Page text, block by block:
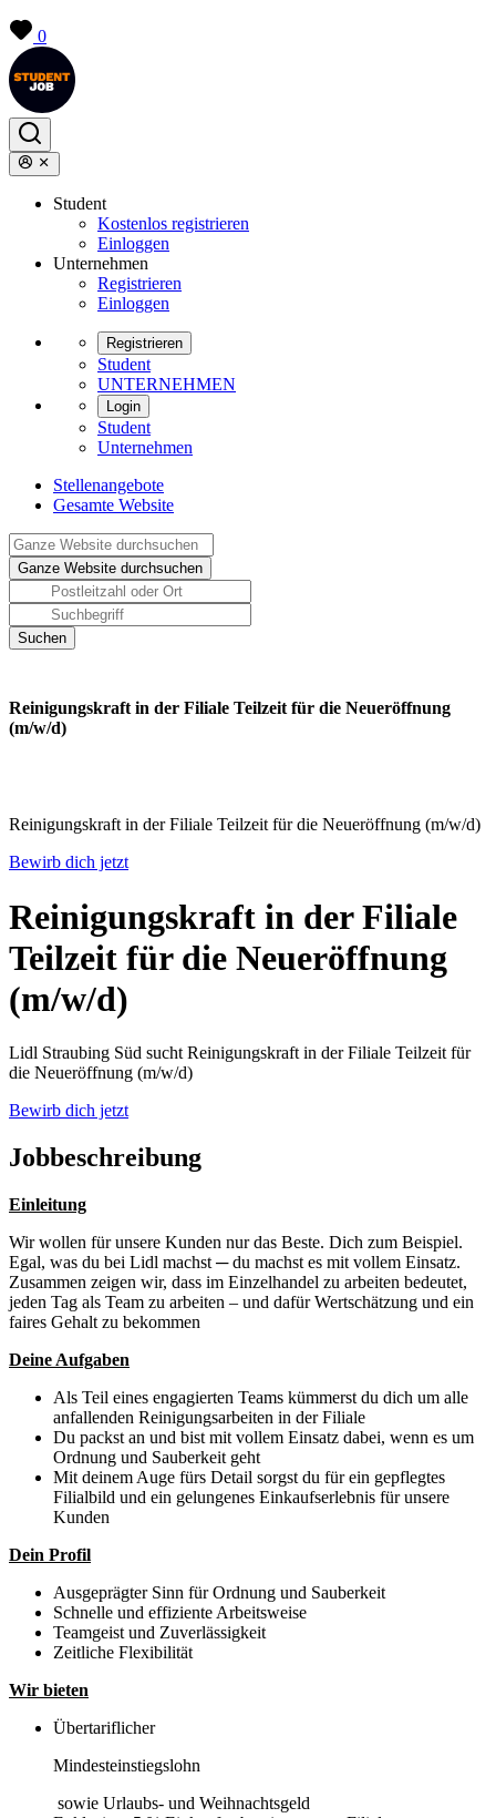
0
Student
Kostenlos registrieren
Einloggen
Unternehmen
Registrieren
Einloggen
Registrieren
Student
UNTERNEHMEN
Login
Student
Unternehmen
Stellenangebote
Gesamte Website
Reinigungskraft in der Filiale Teilzeit für die Neueröffnung
(m/w/d)
Reinigungskraft in der Filiale Teilzeit für die Neueröffnung (m/w/d)
Bewirb dich jetzt
Reinigungskraft in der Filiale
Teilzeit für die Neueröffnung
(m/w/d)
Lidl Straubing Süd sucht Reinigungskraft in der Filiale Teilzeit für
die Neueröffnung (m/w/d)
Bewirb dich jetzt
Jobbeschreibung
Einleitung
Wir wollen für unsere Kunden nur das Beste. Dich zum Beispiel.
Egal, was du bei Lidl machst ─ du machst es mit vollem Einsatz.
Zusammen zeigen wir, dass im Einzelhandel zu arbeiten bedeutet,
jeden Tag als Team zu arbeiten – und dafür Wertschätzung und ein
faires Gehalt zu bekommen
Deine Aufgaben
Als Teil eines engagierten Teams kümmerst du dich um alle
anfallenden Reinigungsarbeiten in der Filiale
Du packst an und bist mit vollem Einsatz dabei, wenn es um
Ordnung und Sauberkeit geht
Mit deinem Auge fürs Detail sorgst du für ein gepflegtes
Filialbild und ein gelungenes Einkaufserlebnis für unsere
Kunden
Dein Profil
Ausgeprägter Sinn für Ordnung und Sauberkeit
Schnelle und effiziente Arbeitsweise
Teamgeist und Zuverlässigkeit
Zeitliche Flexibilität
Wir bieten
Übertariflicher
Mindesteinstiegslohn
sowie Urlaubs- und Weihnachtsgeld